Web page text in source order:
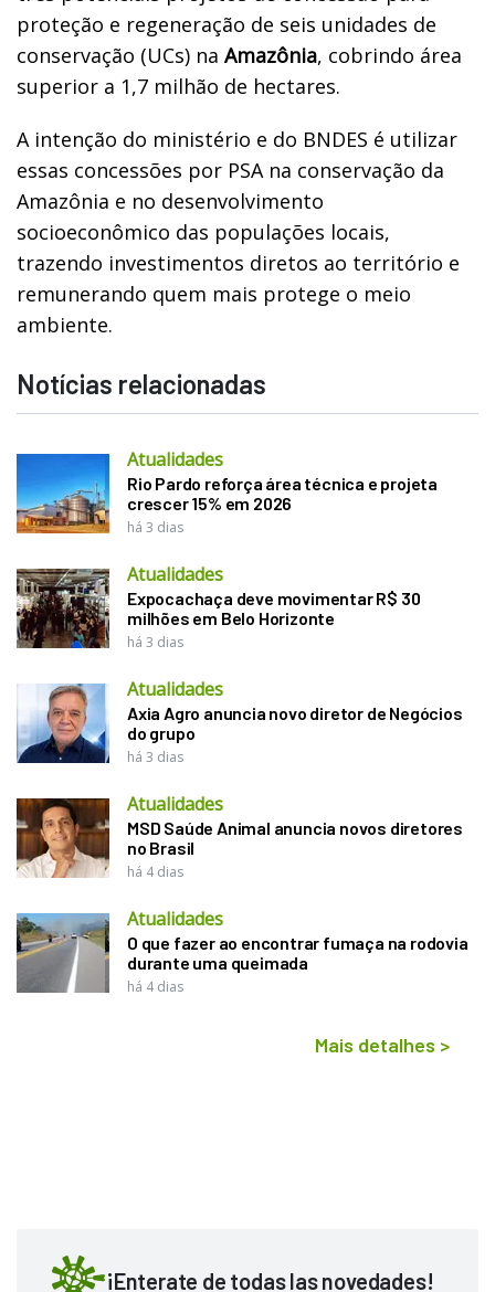
proteção e regeneração de seis unidades de
conservação (UCs) na Amazônia, cobrindo área
superior a 1,7 milhão de hectares.
A intenção do ministério e do BNDES é utilizar
essas concessões por PSA na conservação da
Amazônia e no desenvolvimento
socioeconômico das populações locais,
trazendo investimentos diretos ao território e
remunerando quem mais protege o meio
ambiente.
Notícias relacionadas
Atualidades
Rio Pardo reforça área técnica e projeta
crescer 15% em 2026
há 3 dias
Atualidades
Expocachaça deve movimentar R$ 30
milhões em Belo Horizonte
há 3 dias
Atualidades
Axia Agro anuncia novo diretor de Negócios
do grupo
há 3 dias
Atualidades
MSD Saúde Animal anuncia novos diretores
no Brasil
há 4 dias
Atualidades
O que fazer ao encontrar fumaça na rodovia
durante uma queimada
há 4 dias
Mais detalhes >
¡Enterate de todas las novedades!